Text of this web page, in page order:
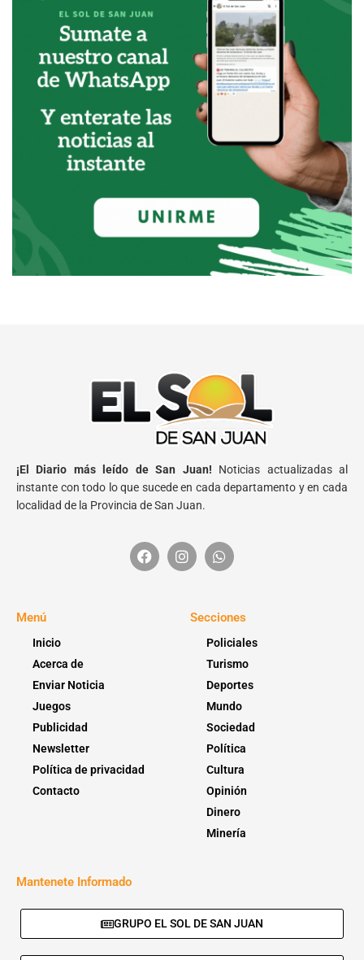
¡El Diario más leído de San Juan! Noticias actualizadas al
instante con todo lo que sucede en cada departamento y en cada
localidad de la Provincia de San Juan.
Menú
Inicio
Acerca de
Enviar Noticia
Juegos
Publicidad
Newsletter
Política de privacidad
Contacto
Secciones
Policiales
Turismo
Deportes
Mundo
Sociedad
Política
Cultura
Opinión
Dinero
Minería
Mantenete Informado
GRUPO EL SOL DE SAN JUAN